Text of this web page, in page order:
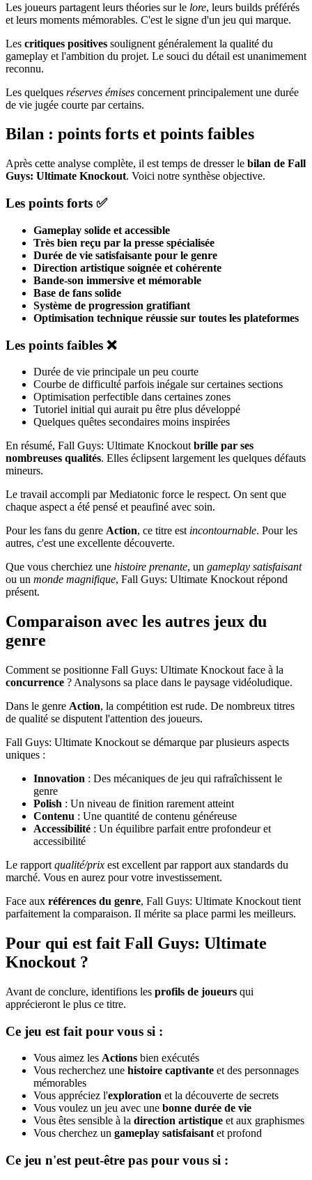
Les joueurs partagent leurs théories sur le lore, leurs builds préférés
et leurs moments mémorables. C'est le signe d'un jeu qui marque.
Les critiques positives soulignent généralement la qualité du
gameplay et l'ambition du projet. Le souci du détail est unanimement
reconnu.
Les quelques réserves émises concernent principalement une durée
de vie jugée courte par certains.
Bilan : points forts et points faibles
Après cette analyse complète, il est temps de dresser le bilan de Fall
Guys: Ultimate Knockout. Voici notre synthèse objective.
Les points forts ✅
Gameplay solide et accessible
Très bien reçu par la presse spécialisée
Durée de vie satisfaisante pour le genre
Direction artistique soignée et cohérente
Bande-son immersive et mémorable
Base de fans solide
Système de progression gratifiant
Optimisation technique réussie sur toutes les plateformes
Les points faibles ❌
Durée de vie principale un peu courte
Courbe de difficulté parfois inégale sur certaines sections
Optimisation perfectible dans certaines zones
Tutoriel initial qui aurait pu être plus développé
Quelques quêtes secondaires moins inspirées
En résumé, Fall Guys: Ultimate Knockout brille par ses
nombreuses qualités. Elles éclipsent largement les quelques défauts
mineurs.
Le travail accompli par Mediatonic force le respect. On sent que
chaque aspect a été pensé et peaufiné avec soin.
Pour les fans du genre Action, ce titre est incontournable. Pour les
autres, c'est une excellente découverte.
Que vous cherchiez une histoire prenante, un gameplay satisfaisant
ou un monde magnifique, Fall Guys: Ultimate Knockout répond
présent.
Comparaison avec les autres jeux du
genre
Comment se positionne Fall Guys: Ultimate Knockout face à la
concurrence ? Analysons sa place dans le paysage vidéoludique.
Dans le genre Action, la compétition est rude. De nombreux titres
de qualité se disputent l'attention des joueurs.
Fall Guys: Ultimate Knockout se démarque par plusieurs aspects
uniques :
Innovation : Des mécaniques de jeu qui rafraîchissent le
genre
Polish : Un niveau de finition rarement atteint
Contenu : Une quantité de contenu généreuse
Accessibilité : Un équilibre parfait entre profondeur et
accessibilité
Le rapport qualité/prix est excellent par rapport aux standards du
marché. Vous en aurez pour votre investissement.
Face aux références du genre, Fall Guys: Ultimate Knockout tient
parfaitement la comparaison. Il mérite sa place parmi les meilleurs.
Pour qui est fait Fall Guys: Ultimate
Knockout ?
Avant de conclure, identifions les profils de joueurs qui
apprécieront le plus ce titre.
Ce jeu est fait pour vous si :
Vous aimez les Actions bien exécutés
Vous recherchez une histoire captivante et des personnages
mémorables
Vous appréciez l'exploration et la découverte de secrets
Vous voulez un jeu avec une bonne durée de vie
Vous êtes sensible à la direction artistique et aux graphismes
Vous cherchez un gameplay satisfaisant et profond
Ce jeu n'est peut-être pas pour vous si :